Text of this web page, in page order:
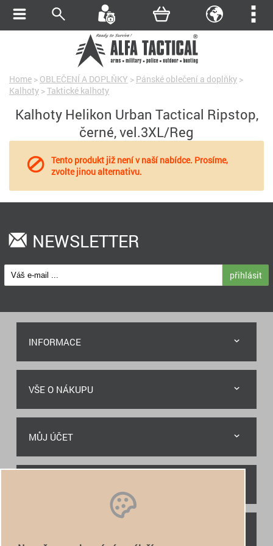
Home > OBLEČENÍ A DOPLŇKY > Pánské oblečení a doplňky >
Kalhoty >Taktické kalhoty
Kalhoty Helikon Urban Tactical Ripstop,
černé, vel.3XL/Reg
Tento produkt již není v naší nabídce. Prosíme,
zvolte jinou alternativu.
NEWSLETTER
přihlásit
INFORMACE
VŠE O NÁKUPU
MŮJ ÚČET